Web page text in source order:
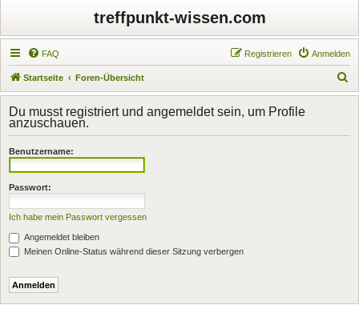
treffpunkt-wissen.com
FAQ Anmelden
Registrieren
Startseite Foren-Übersicht
u
h
Du musst registriert und angemeldet sein, um Profile
anzuschauen.
Benutzername:
Passwort:
Ich habe mein Passwort vergessen
Angemeldet bleiben
Meinen Online-Status während dieser Sitzung verbergen